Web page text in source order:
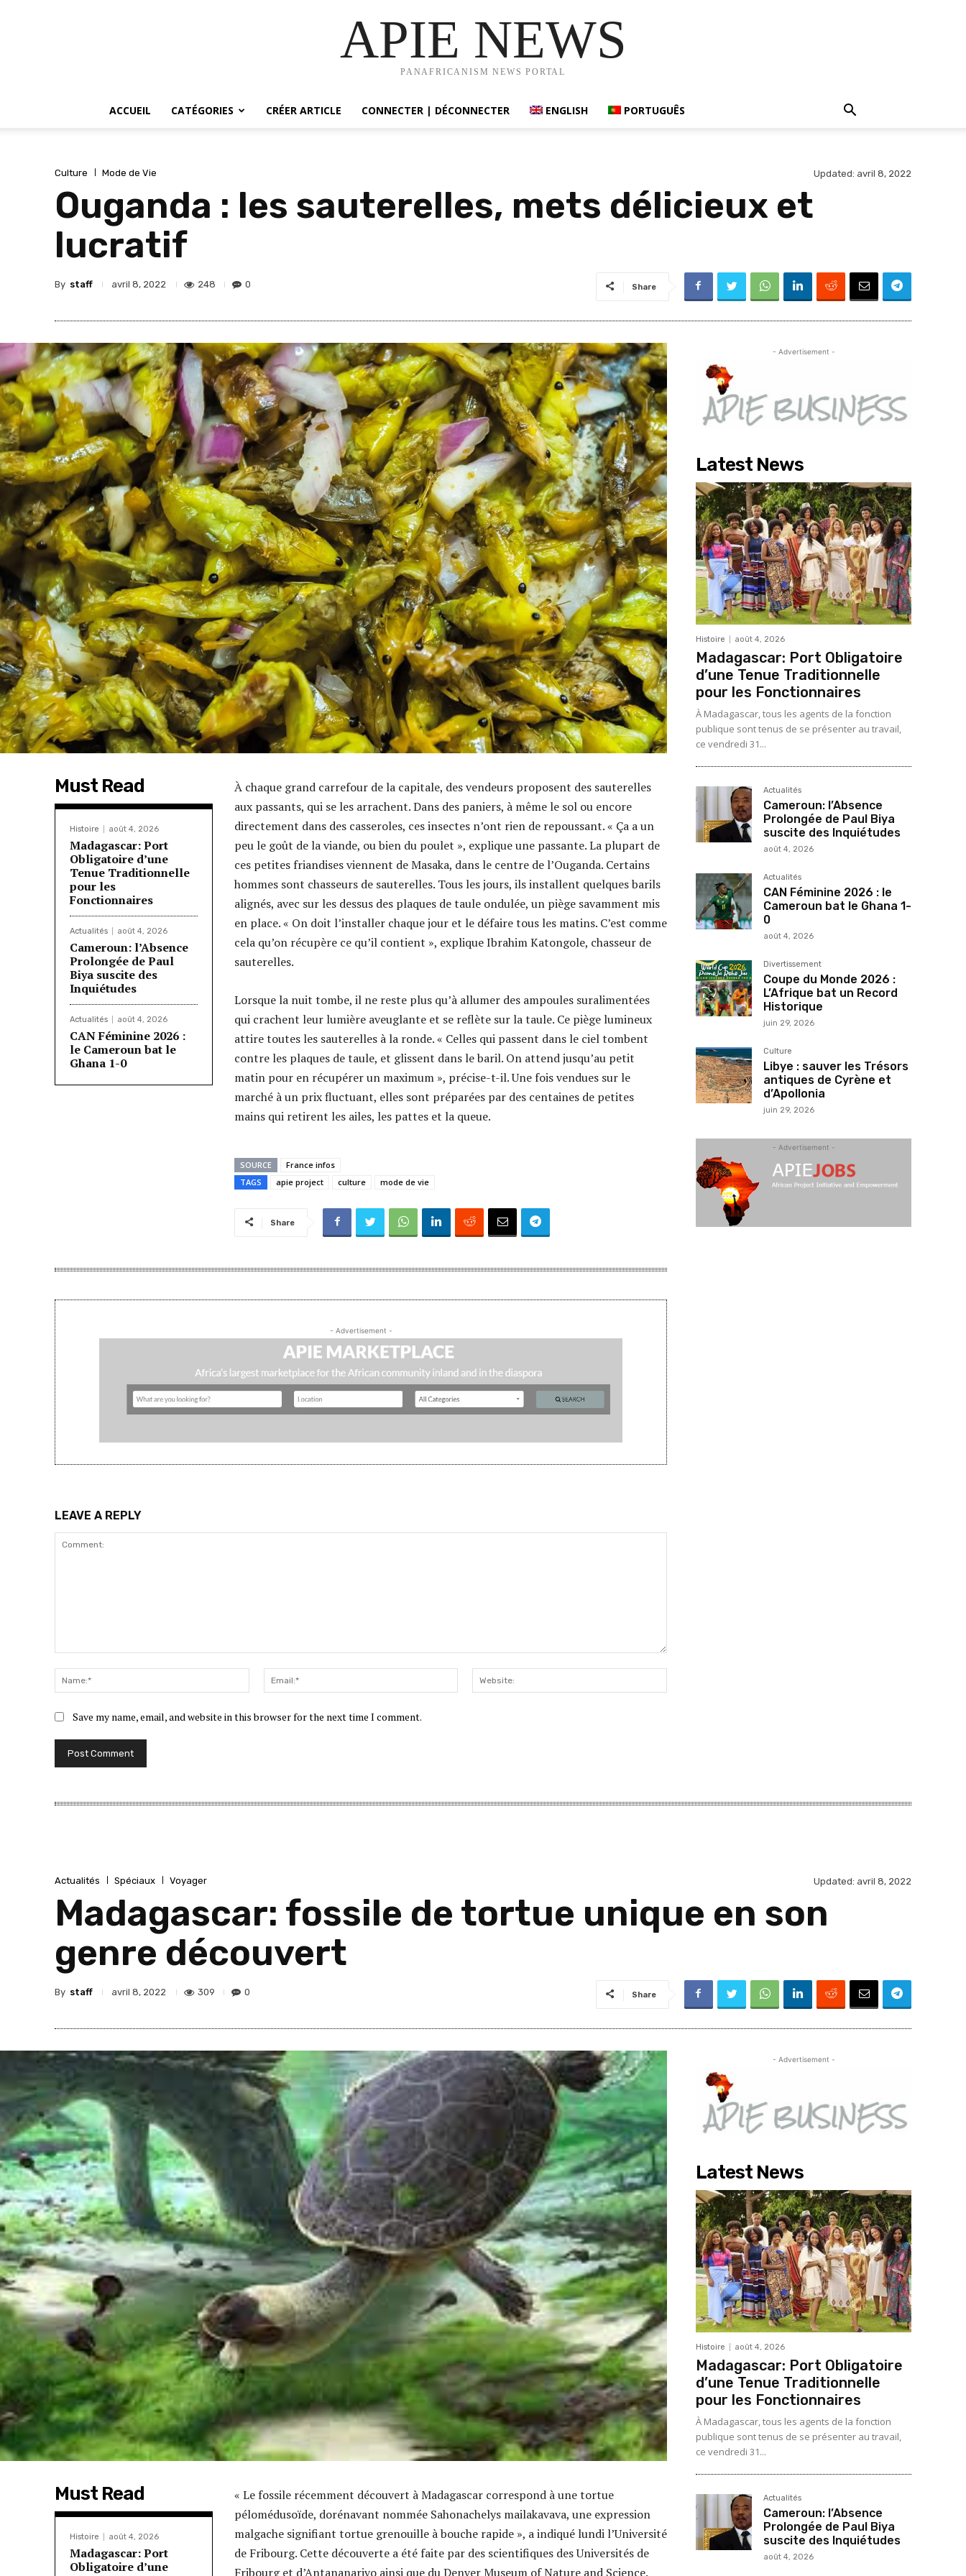
APIE NEWS
PANAFRICANISM NEWS PORTAL
ACCUEIL CATÉGORIES CRÉER ARTICLE CONNECTER | DÉCONNECTER ENGLISH PORTUGUÊS
Culture Mode de Vie Updated: avril 8, 2022
Ouganda : les sauterelles, mets délicieux et
lucratif
By staff avril 8, 2022 248 0 Share
Must Read
Histoire août 4, 2026
Madagascar: Port
Obligatoire d’une
Tenue Traditionnelle
pour les
Fonctionnaires
Actualités août 4, 2026
Cameroun: l’Absence
Prolongée de Paul
Biya suscite des
Inquiétudes
Actualités août 4, 2026
CAN Féminine 2026 :
le Cameroun bat le
Ghana 1-0
À chaque grand carrefour de la capitale, des vendeurs proposent des sauterelles
aux passants, qui se les arrachent. Dans des paniers, à même le sol ou encore
directement dans des casseroles, ces insectes n’ont rien de repoussant. « Ça a un
peu le goût de la viande, ou bien du poulet », explique une passante. La plupart de
ces petites friandises viennent de Masaka, dans le centre de l’Ouganda. Certains
hommes sont chasseurs de sauterelles. Tous les jours, ils installent quelques barils
alignés, avec sur les dessus des plaques de taule ondulée, un piège savamment mis
en place. « On doit l’installer chaque jour et le défaire tous les matins. C’est comme
cela qu’on récupère ce qu’il contient », explique Ibrahim Katongole, chasseur de
sauterelles.
Lorsque la nuit tombe, il ne reste plus qu’à allumer des ampoules suralimentées
qui crachent leur lumière aveuglante et se reflète sur la taule. Ce piège lumineux
attire toutes les sauterelles à la ronde. « Celles qui passent dans le ciel tombent
contre les plaques de taule, et glissent dans le baril. On attend jusqu’au petit
matin pour en récupérer un maximum », précise-t-il. Une fois vendues sur le
marché à un prix fluctuant, elles sont préparées par des centaines de petites
mains qui retirent les ailes, les pattes et la queue.
SOURCE
France infos
TAGS
apie project culture mode de vie
Share
- Advertisement -
LEAVE A REPLY
Name:*
Email:*
Save my name, email, and website in this browser for the next time I comment.
- Advertisement -
Latest News
Histoire août 4, 2026
Madagascar: Port Obligatoire
d’une Tenue Traditionnelle
pour les Fonctionnaires
À Madagascar, tous les agents de la fonction
publique sont tenus de se présenter au travail,
ce vendredi 31...
Actualités
Cameroun: l’Absence
Prolongée de Paul Biya
suscite des Inquiétudes
août 4, 2026
Actualités
CAN Féminine 2026 : le
Cameroun bat le Ghana 1-
0
août 4, 2026
Divertissement
Coupe du Monde 2026 :
L’Afrique bat un Record
Historique
juin 29, 2026
Culture
Libye : sauver les Trésors
antiques de Cyrène et
d’Apollonia
juin 29, 2026
- Advertisement -